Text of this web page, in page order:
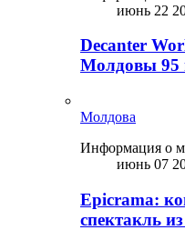
июнь 22
Decanter
Молдовы 95
Молдова
Информация о
июнь 07
Epicrama:
спектакль